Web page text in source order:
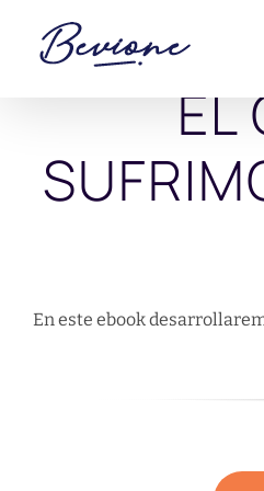
contenido
EL
En este ebook